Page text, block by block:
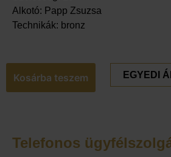
Alkotó: Papp Zsuzsa
Technikák: bronz
Kosárba teszem EGYEDI
Telefonos